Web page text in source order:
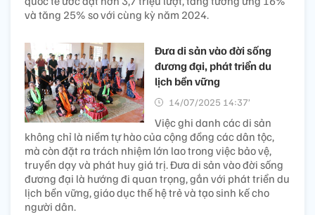
và tăng 25% so với cùng kỳ năm 2024.
Đưa di sản vào đời sống
đương đại, phát triển du
lịch bền vững
14/07/2025 14:37’
Việc ghi danh các di sản
không chỉ là niềm tự hào của cộng đồng các dân tộc,
mà còn đặt ra trách nhiệm lớn lao trong việc bảo vệ,
truyền dạy và phát huy giá trị. Đưa di sản vào đời sống
đương đại là hướng đi quan trọng, gắn với phát triển du
lịch bền vững, giáo dục thế hệ trẻ và tạo sinh kế cho
người dân.